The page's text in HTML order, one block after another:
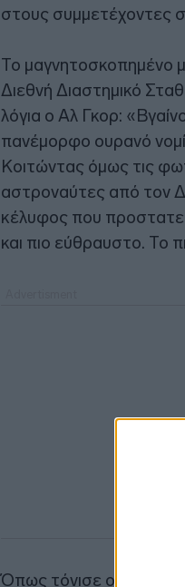
στους συμμετέχοντες
Το μαγνητοσκοπημένο
Διεθνή Διαστημικό
λόγια ο Αλ Γκορ:
πανέμορφο ουρανό
Κοιτώντας όμως τις
αστροναύτες από τον
κέλυφος που
και πιο εύθραυστο. Το
Όπως τόνισε ο κ. Γκορ,